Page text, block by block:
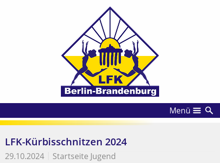
Menü
LFK-Kürbisschnitzen 2024
29.10.2024
Startseite Jugend